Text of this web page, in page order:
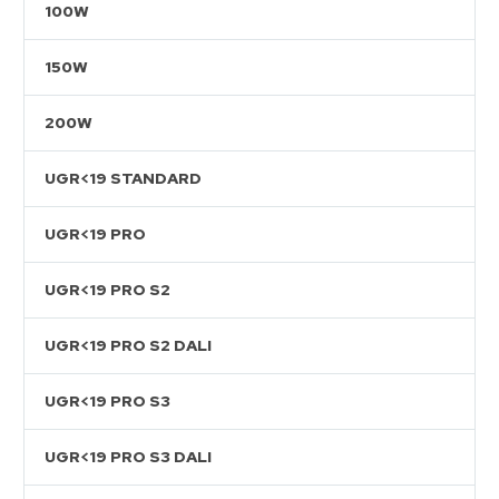
100W
150W
200W
UGR<19 STANDARD
UGR<19 PRO
UGR<19 PRO S2
UGR<19 PRO S2 DALI
UGR<19 PRO S3
UGR<19 PRO S3 DALI